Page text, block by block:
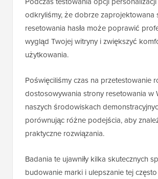
odkryliśmy, że dobrze zaprojektowana
resetowania hasła może poprawić
wygląd Twojej witryny i zwiększyć
użytkowania.
Poświęciliśmy czas na przetestowanie
dostosowywania strony resetowania w
naszych środowiskach
porównując różne podejścia, aby
praktyczne rozwiązania.
Badania te ujawniły kilka skutecznych
budowanie marki i ulepszanie tej